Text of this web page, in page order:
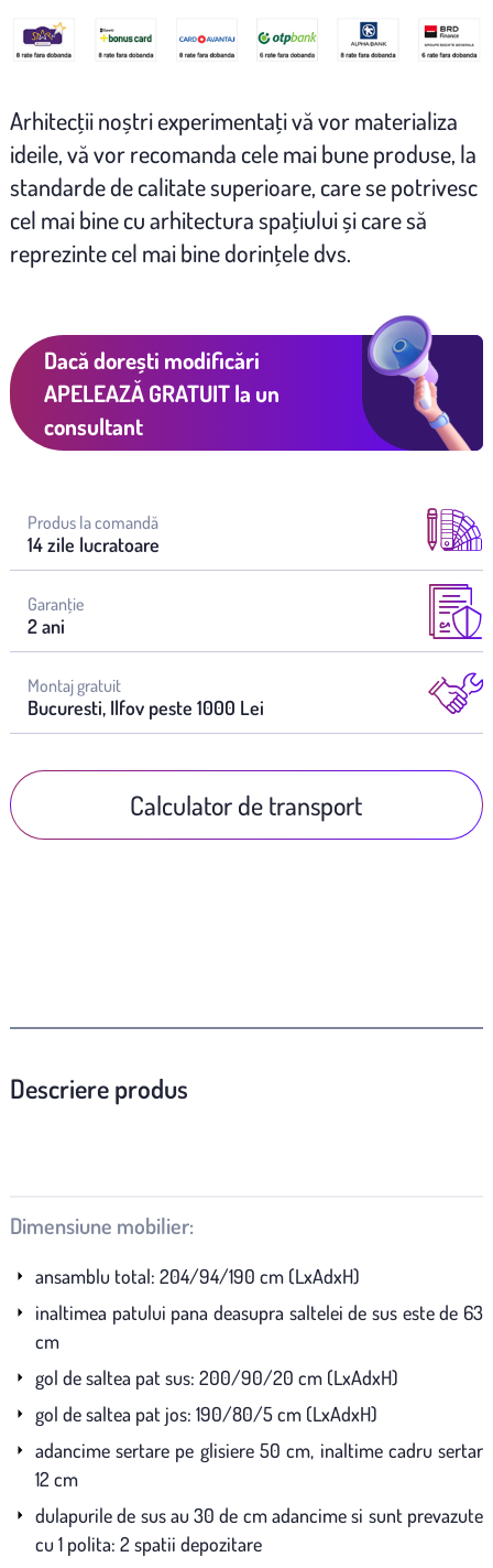
Arhitecţii noștri experimentaţi vă vor materializa
ideile, vă vor recomanda cele mai bune produse, la
standarde de calitate superioare, care se potrivesc
cel mai bine cu arhitectura spaţiului și care să
reprezinte cel mai bine dorinţele dvs.
Dacă dorești modificări
APELEAZĂ GRATUITla un
consultant
Produs la comandă
14 zile lucratoare
Garanţie
2 ani
Montaj gratuit
Bucuresti, Ilfov peste 1000 Lei
Calculator de transport
Descriere produs
Dimensiune mobilier:
ansamblu total: 204/94/190 cm (LxAdxH)
inaltimea patului pana deasupra saltelei de sus este de 63
cm
gol de saltea pat sus: 200/90/20 cm (LxAdxH)
gol de saltea pat jos: 190/80/5 cm (LxAdxH)
adancime sertare pe glisiere 50 cm, inaltime cadru sertar
12 cm
dulapurile de sus au 30 de cm adancime si sunt prevazute
cu 1 polita: 2 spatii depozitare